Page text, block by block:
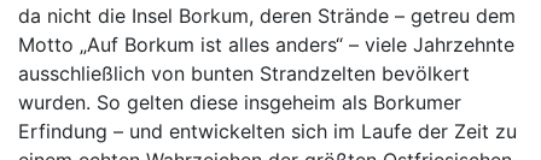
da nicht die Insel Borkum, deren Strände – getreu dem
Motto „Auf Borkum ist alles anders“ – viele Jahrzehnte
ausschließlich von bunten Strandzelten bevölkert
wurden. So gelten diese insgeheim als Borkumer
Erfindung – und entwickelten sich im Laufe der Zeit zu